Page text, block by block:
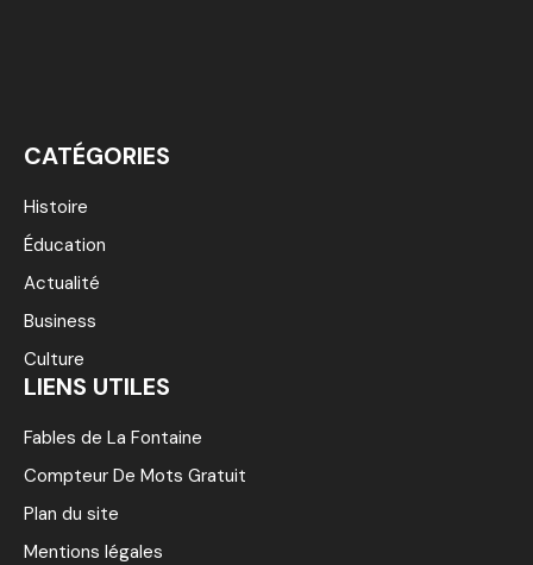
CATÉGORIES
Histoire
Éducation
Actualité
Business
Culture
LIENS UTILES
Fables de La Fontaine
Compteur De Mots Gratuit
Plan du site
Mentions légales